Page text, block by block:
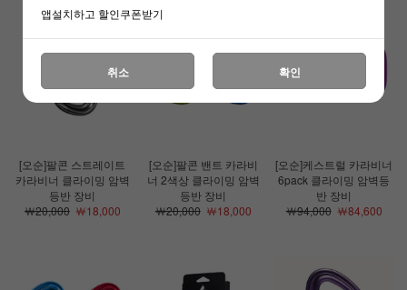
[오순]팔콘 스트레이트
카라비너 클라이밍 암벽
등반 장비
￦20,000￦18,000
[오순]팔콘 밴트 카라비
너 2색상 클라이밍 암벽
등반 장비
￦20,000￦18,000
[오순]케스트럴 카라비너
6pack 클라이밍 암벽등
반 장비
￦94,000￦84,600
앱설치하고 할인쿠폰받기
취소 확인